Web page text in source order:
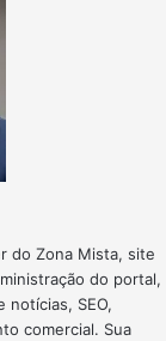
do Zona Mista, site
do portal,
notícias, SEO,
comercial. Sua